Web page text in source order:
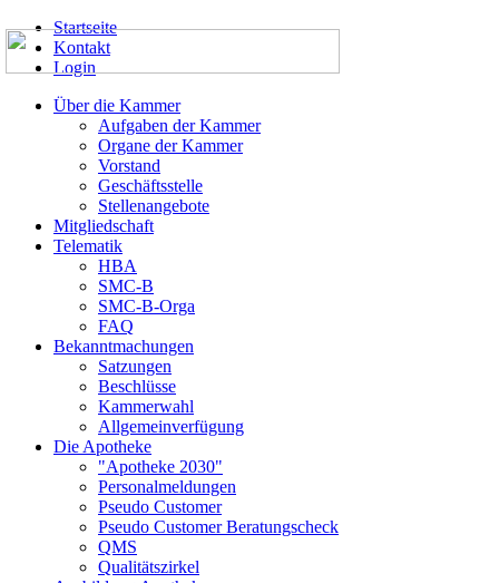
Startseite
Kontakt
Login
Über die Kammer
Aufgaben der Kammer
Organe der Kammer
Vorstand
Geschäftsstelle
Stellenangebote
Mitgliedschaft
Telematik
HBA
SMC-B
SMC-B-Orga
FAQ
Bekanntmachungen
Satzungen
Beschlüsse
Kammerwahl
Allgemeinverfügung
Die Apotheke
"Apotheke 2030"
Personalmeldungen
Pseudo Customer
Pseudo Customer Beratungscheck
QMS
Qualitätszirkel